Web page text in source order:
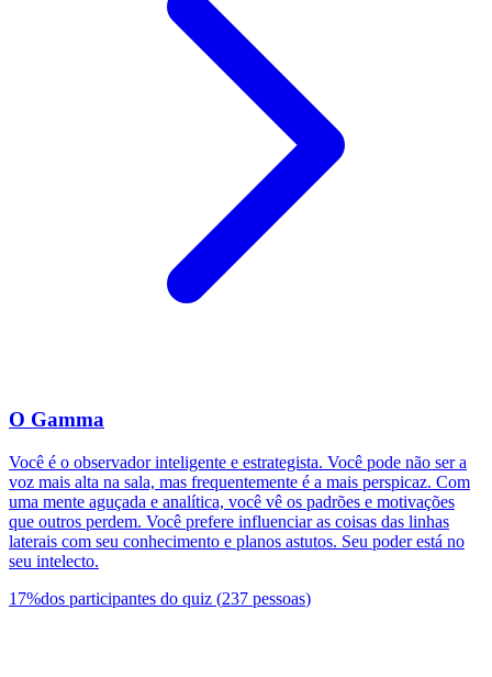
O Gamma
Você é o observador inteligente e estrategista. Você pode não ser a
voz mais alta na sala, mas frequentemente é a mais perspicaz. Com
uma mente aguçada e analítica, você vê os padrões e motivações
que outros perdem. Você prefere influenciar as coisas das linhas
laterais com seu conhecimento e planos astutos. Seu poder está no
seu intelecto.
17%dos participantes do quiz (237 pessoas)